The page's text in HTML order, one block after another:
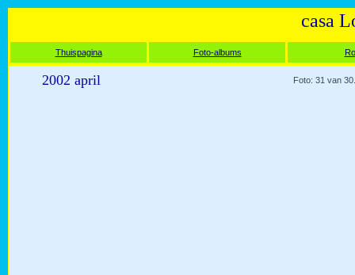
casa
Thuispagina Foto-albums
2002 april Foto: 31 van 30.